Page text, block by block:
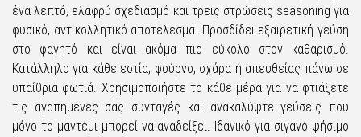
ένα λεπτό, ελαφρύ σχεδιασμό και τρεις στρώσεις seasoning για
φυσικό, αντικολλητικό αποτέλεσμα. Προσδίδει εξαιρετική γεύση
στο φαγητό και είναι ακόμα πιο εύκολο στον καθαρισμό.
Κατάλληλο για κάθε εστία, φούρνο, σχάρα ή απευθείας πάνω σε
υπαίθρια φωτιά. Χρησιμοποιήστε το κάθε μέρα για να φτιάξετε
τις αγαπημένες σας συνταγές και ανακαλύψτε γεύσεις που
μόνο το μαντέμι μπορεί να αναδείξει. Ιδανικό για σιγανό ψήσιμο